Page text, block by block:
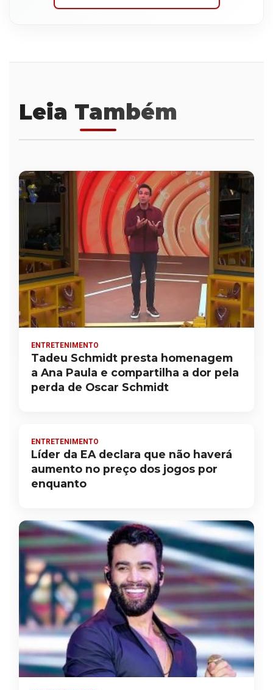
Leia Também
ENTRETENIMENTO
Tadeu Schmidt presta homenagem
a Ana Paula e compartilha a dor pela
perda de Oscar Schmidt
ENTRETENIMENTO
Líder da EA declara que não haverá
aumento no preço dos jogos por
enquanto